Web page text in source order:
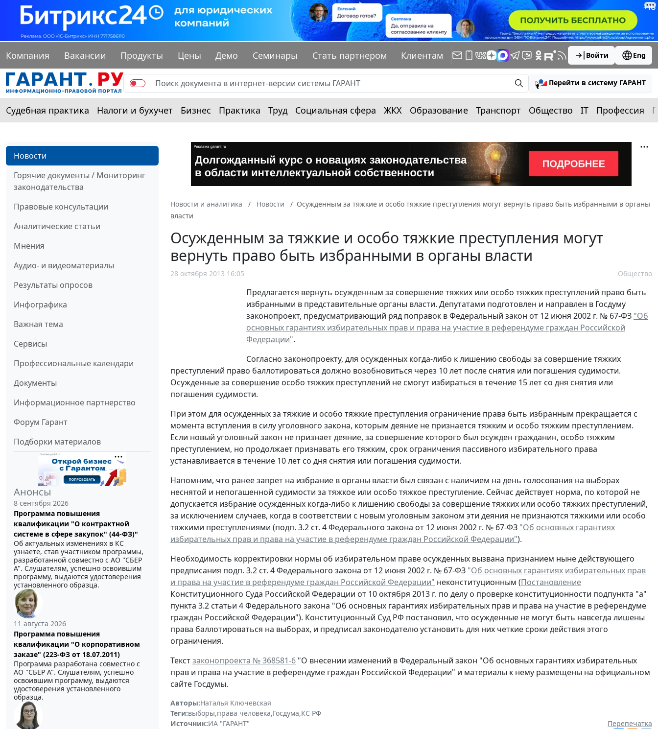
Компания Вакансии Продукты Цены Демо Семинары Стать партнером Клиентам Войти Eng
Перейти в систему ГАРАНТ
Судебная практика Налоги и бухучет Бизнес Практика Труд Социальная сфера ЖКХ Образование Транспорт Общество IT Профессия
Новости
Горячие документы / Мониторинг
законодательства
Правовые консультации
Аналитические статьи
Мнения
Аудио- и видеоматериалы
Результаты опросов
Инфографика
Важная тема
Сервисы
Профессиональные календари
Документы
Информационное партнерство
Форум Гарант
Подборки материалов
Анонсы
8 сентября 2026
Программа повышения
квалификации "О контрактной
системе в сфере закупок" (44-ФЗ)"
Об актуальных изменениях в КС
узнаете, став участником программы,
разработанной совместно с АО ''СБЕР
А". Слушателям, успешно освоившим
программу, выдаются удостоверения
установленного образца.
11 августа 2026
Программа повышения
квалификации "О корпоративном
заказе" (223-ФЗ от 18.07.2011)
Программа разработана совместно с
АО ''СБЕР А". Слушателям, успешно
освоившим программу, выдаются
удостоверения установленного
образца.
Новости и аналитика Новости
Осужденным за тяжкие и особо тяжкие преступления могут вернуть право быть избранными в органы
власти
Осужденным за тяжкие и особо тяжкие преступления могут
вернуть право быть избранными в органы власти
28 октября 2013 16:05 Общество
Предлагается вернуть осужденным за совершение тяжких или особо тяжких преступлений право быть
избранными в представительные органы власти. Депутатами подготовлен и направлен в Госдуму
законопроект, предусматривающий ряд поправок в Федеральный закон от 12 июня 2002 г. № 67-ФЗ "Об
основных гарантиях избирательных прав и права на участие в референдуме граждан Российской
Федерации".
Согласно законопроекту, для осужденных когда-либо к лишению свободы за совершение тяжких
преступлений право баллотироваться должно возобновиться через 10 лет после снятия или погашения судимости.
Осужденные за совершение особо тяжких преступлений не смогут избираться в течение 15 лет со дня снятия или
погашения судимости.
При этом для осужденных за тяжкие и особо тяжкие преступления ограничение права быть избранным прекращается с
момента вступления в силу уголовного закона, которым деяние не признается тяжким и особо тяжким преступлением.
Если новый уголовный закон не признает деяние, за совершение которого был осужден гражданин, особо тяжким
преступлением, но продолжает признавать его тяжким, срок ограничения пассивного избирательного права
устанавливается в течение 10 лет со дня снятия или погашения судимости.
Напомним, что ранее запрет на избрание в органы власти был связан с наличием на день голосования на выборах
неснятой и непогашенной судимости за тяжкое или особо тяжкое преступление. Сейчас действует норма, по которой не
допускается избрание осужденных когда-либо к лишению свободы за совершение тяжких или особо тяжких преступлений,
за исключением случаев, когда в соответствии с новым уголовным законом эти деяния не признаются тяжкими или особо
тяжкими преступлениями (подп. 3.2 ст. 4 Федерального закона от 12 июня 2002 г. № 67-ФЗ "Об основных гарантиях
избирательных прав и права на участие в референдуме граждан Российской Федерации").
Необходимость корректировки нормы об избирательном праве осужденных вызвана признанием ныне действующего
предписания подп. 3.2 ст. 4 Федерального закона от 12 июня 2002 г. № 67-ФЗ "Об основных гарантиях избирательных прав
и права на участие в референдуме граждан Российской Федерации" неконституционным (Постановление
Конституционного Суда Российской Федерации от 10 октября 2013 г. по делу о проверке конституционности подпункта "а"
пункта 3.2 статьи 4 Федерального закона "Об основных гарантиях избирательных прав и права на участие в референдуме
граждан Российской Федерации"). Конституционный Суд РФ постановил, что осужденные не могут быть навсегда лишены
права баллотироваться на выборах, и предписал законодателю установить для них четкие сроки действия этого
ограничения.
Текстзаконопроекта № 368581-6 "О внесении изменений в Федеральный закон "Об основных гарантиях избирательных
прав и права на участие в референдуме граждан Российской Федерации" и материалы к нему размещены на официальном
сайте Госдумы.
Авторы:Наталья Ключевская
Теги:выборы,права человека,Госдума,КС РФ
Источник:ИА "ГАРАНТ"
Перепечатка